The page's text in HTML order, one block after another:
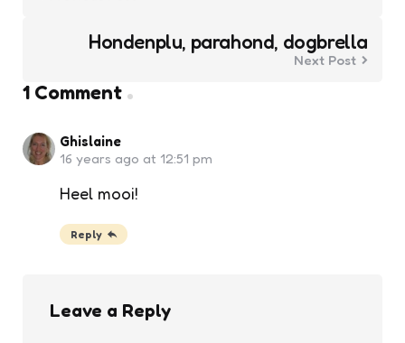
Hondenplu, parahond, dogbrella
Next Post
1 Comment
Ghislaine
16 years ago at 12:51 pm
Heel mooi!
Reply
Leave a Reply